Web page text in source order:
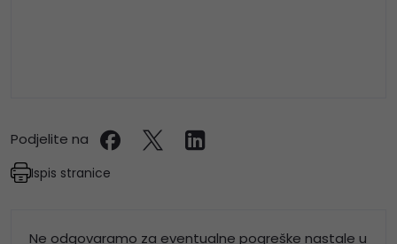
Podjelite na
Ispis stranice
Ne odgovaramo za eventualne pogreške nastale u